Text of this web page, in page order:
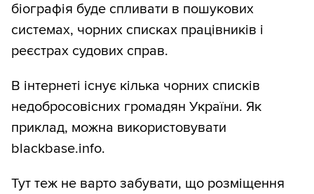
біографія буде спливати в пошукових
системах, чорних списках працівників і
реєстрах судових справ.
В інтернеті існує кілька чорних списків
недобросовісних громадян України. Як
приклад, можна використовувати
blackbase.info.
Тут теж не варто забувати, що розміщення